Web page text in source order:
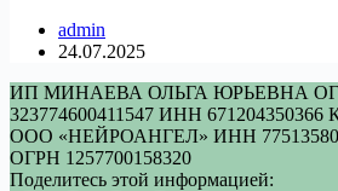
admin
24.07.2025
ИП МИНАЕВА ОЛЬГА ЮРЬЕВНА
323774600411547 ИНН 671204350366
ООО «НЕЙРОАНГЕЛ» ИНН
ОГРН 1257700158320
Поделитесь этой информацией: